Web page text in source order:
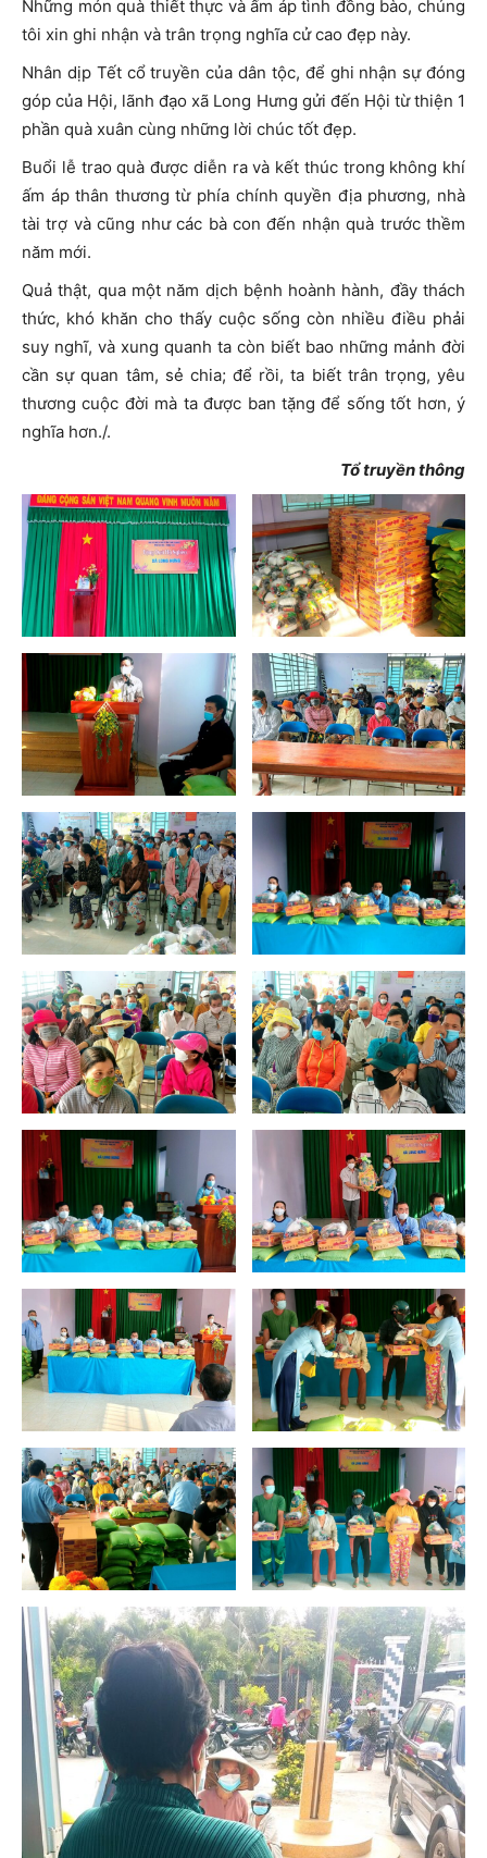
Những món quà thiết thực và ấm áp tình đồng bào, chúng
tôi xin ghi nhận và trân trọng nghĩa cử cao đẹp này.
Nhân dịp Tết cổ truyền của dân tộc, để ghi nhận sự đóng
góp của Hội, lãnh đạo xã Long Hưng gửi đến Hội từ thiện 1
phần quà xuân cùng những lời chúc tốt đẹp.
Buổi lễ trao quà được diễn ra và kết thúc trong không khí
ấm áp thân thương từ phía chính quyền địa phương, nhà
tài trợ và cũng như các bà con đến nhận quà trước thềm
năm mới.
Quả thật, qua một năm dịch bệnh hoành hành, đầy thách
thức, khó khăn cho thấy cuộc sống còn nhiều điều phải
suy nghĩ, và xung quanh ta còn biết bao những mảnh đời
cần sự quan tâm, sẻ chia; để rồi, ta biết trân trọng, yêu
thương cuộc đời mà ta được ban tặng để sống tốt hơn, ý
nghĩa hơn./.
Tổ truyền thông